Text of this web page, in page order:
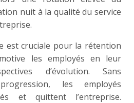
nuit à la qualité du service
est cruciale pour la rétention
les employés en leur
d’évolution. Sans
les employés
et quittent l’entreprise.